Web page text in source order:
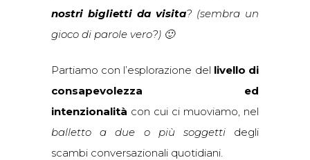
nostri biglietti da visita? (sembra un
gioco di parole vero?) 🙂
Partiamo con l’esplorazione del livello di
consapevolezza ed
intenzionalità con cui ci muoviamo, nel
balletto a due o più soggettidegli
scambi conversazionali quotidiani.